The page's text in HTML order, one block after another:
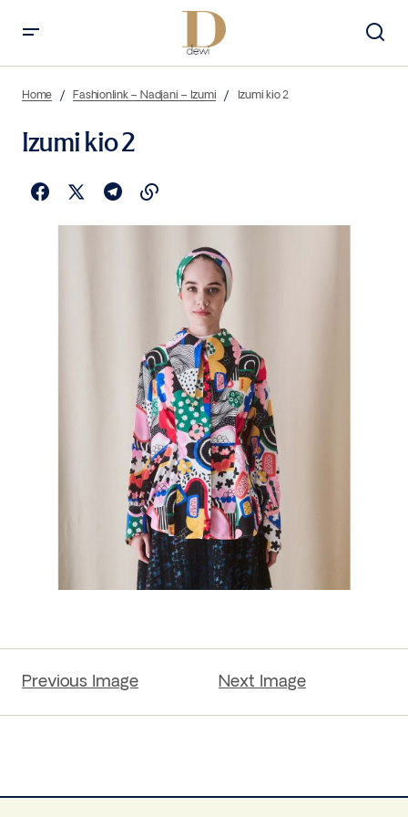
Home Fashionlink – Nadjani – Izumi Izumi kio 2
Izumi kio 2
Previous Image Next Image